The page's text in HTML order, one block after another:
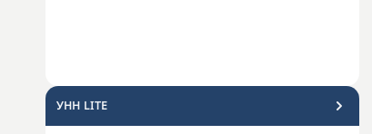
УНН LITE